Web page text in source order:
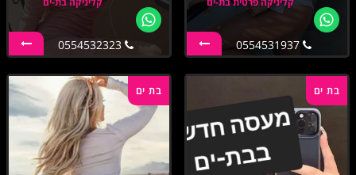
0554531937
0554532323
בת ים בת ים